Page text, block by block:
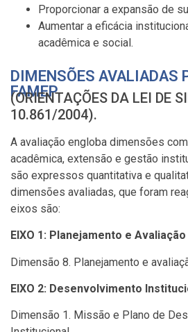
Proporcionar a expansão de
Aumentar a eficácia
acadêmica e social.
DIMENSÕES AVALIADAS
FAMEP
(ORIENTAÇÕES DA LEI DE
10.861/2004).
A avaliação engloba dimensões
acadêmica, extensão e gestão
são expressos quantitativa e
dimensões avaliadas, que foram
eixos são:
EIXO 1: Planejamento e
Dimensão 8. Planejamento e
EIXO 2: Desenvolvimento
Dimensão 1. Missão e Plano de